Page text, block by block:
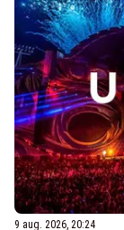
9 aug. 2026, 20:24